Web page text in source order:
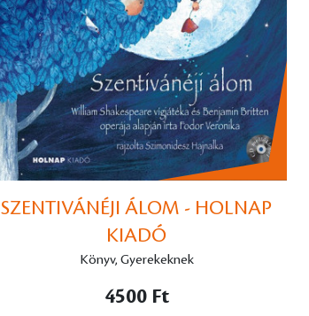
SZENTIVÁNÉJI ÁLOM - HOLNAP
KIADÓ
Könyv, Gyerekeknek
4500 Ft